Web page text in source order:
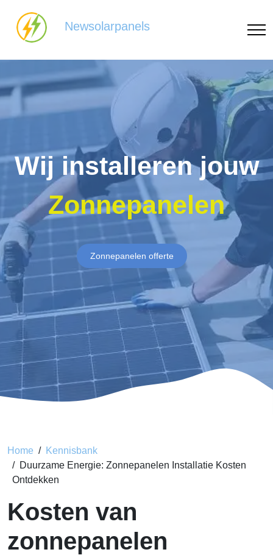
Newsolarpanels
Wij installeren jouw
Zonnepanelen
Zonnepanelen offerte
Home
Kennisbank
Duurzame Energie: Zonnepanelen Installatie Kosten
Ontdekken
Kosten van
zonnepanelen